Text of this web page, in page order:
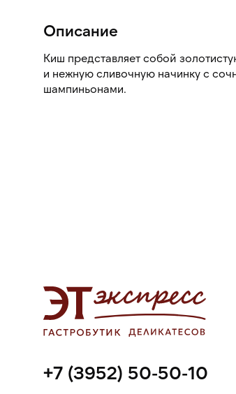
Описание
Киш представляет собой
и нежную сливочную начинку с
шампиньонами.
+7 (3952) 50-50-10